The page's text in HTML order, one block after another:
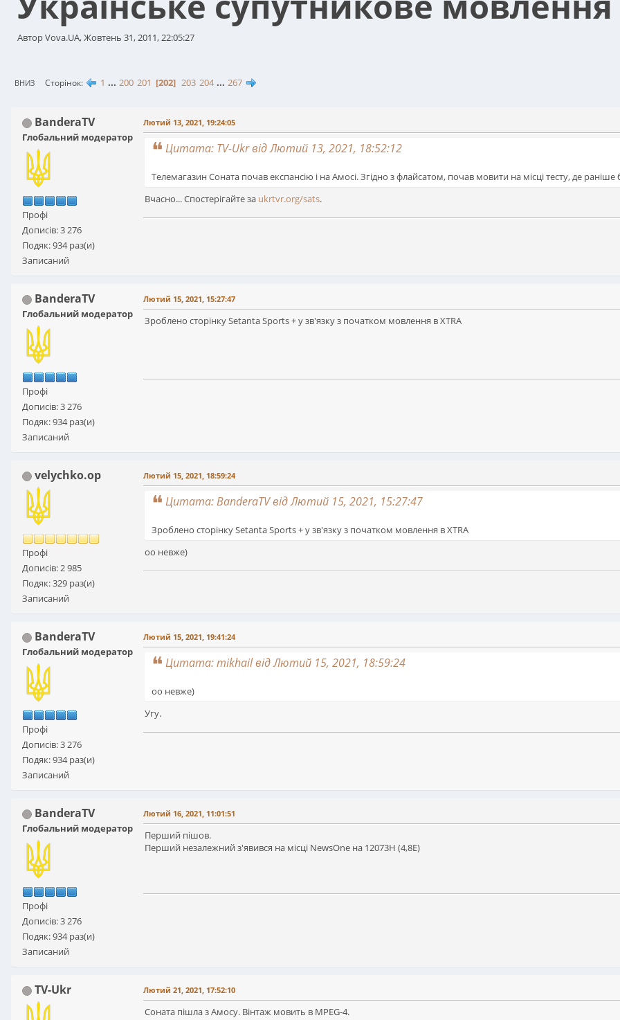
Автор Vova.UA, Жовтень 31, 2011, 22:05:27
ВНИЗ Сторінок 1 ... 200 201 202 203 204 ... 267
BanderaTV
Глобальний модератор
Профі
Дописів: 3 276
Подяк: 934 раз(и)
Записаний
Лютий 13, 2021, 19:24:05
Цитата: TV-Ukr від Лютий 13, 2021, 18:52:12
Телемагазин Соната почав експансію і на Амосі. Згідно з флайсатом, почав мовити на місці тесту, де раніше
Вчасно... Спостерігайте за ukrtvr.org/sats.
BanderaTV
Глобальний модератор
Профі
Дописів: 3 276
Подяк: 934 раз(и)
Записаний
Лютий 15, 2021, 15:27:47
Зроблено сторінку Setanta Sports + у зв'язку з початком мовлення в XTRA
velychko.op
Профі
Дописів: 2 985
Подяк: 329 раз(и)
Записаний
Лютий 15, 2021, 18:59:24
Цитата: BanderaTV від Лютий 15, 2021, 15:27:47
Зроблено сторінку Setanta Sports + у зв'язку з початком мовлення в XTRA
оо невже)
BanderaTV
Глобальний модератор
Профі
Дописів: 3 276
Подяк: 934 раз(и)
Записаний
Лютий 15, 2021, 19:41:24
Цитата: mikhail від Лютий 15, 2021, 18:59:24
оо невже)
Угу.
BanderaTV
Глобальний модератор
Профі
Дописів: 3 276
Подяк: 934 раз(и)
Записаний
Лютий 16, 2021, 11:01:51
Перший пішов.
Перший незалежний з'явився на місці NewsOne на 12073Н (4,8Е)
TV-Ukr Лютий 21, 2021, 17:52:10
Соната пішла з Амосу. Вінтаж мовить в MPEG-4.